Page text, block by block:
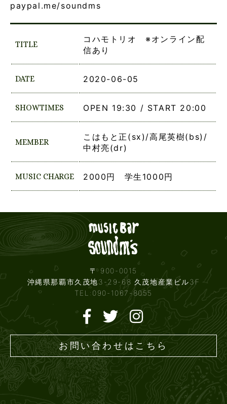
paypal.me/soundms
TITLE
コハモトリオ ※オンライン配
信あり
DATE 2020-06-05
SHOWTIMES OPEN 19:30 / START 20:00
MEMBER
こはもと正(sx)/高尾英樹(bs)/
中村亮(dr)
MUSIC CHARGE 2000円 学生1000円
〒 900-0015
沖縄県那覇市久茂地3-29-68 久茂地産業ビル3F
TEL:090-1067-8055
お問い合わせはこちら